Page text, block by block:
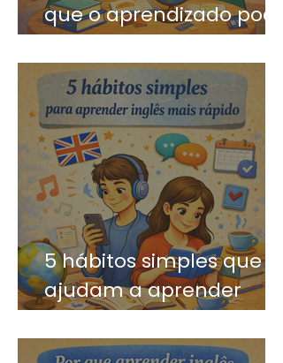
que o aprendizado pode
ser divertido?
5 hábitos simples que
ajudam a aprender
inglês mais rápido